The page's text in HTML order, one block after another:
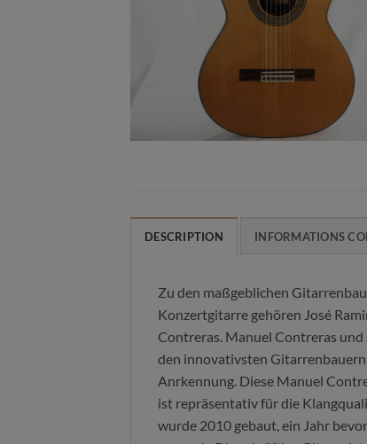
DESCRIPTION INFORMATIONS
Zu den maßgeblichen
Konzertgitarre gehören José
Contreras. Manuel Contreras und
den innovativsten
Anrkennung. Diese Manuel
ist repräsentativ für die
wurde 2010 gebaut, ein Jahr